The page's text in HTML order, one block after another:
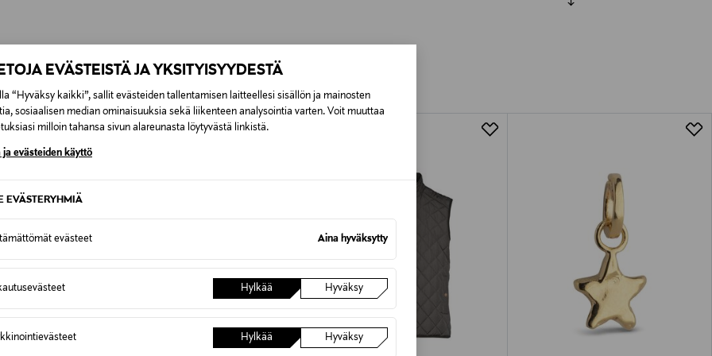
EVÄSTEISTÄ JA YKSITYISYYDESTÄ
“Hyväksy kaikki”, sallit evästeiden tallentamisen laitteellesi sisällön ja mainosten
sosiaalisen median ominaisuuksia sekä liikenteen analysointia varten. Voit muuttaa
milloin tahansa sivun alareunasta löytyvästä linkistä.
ja evästeiden käyttö
EVÄSTERYHMIÄ
evästeet Aina hyväksytty
Hylkää Hyväksy
Hylkää Hyväksy
7,90 €–50,00 € kuljetusyhtiöstä ja tuotteen koosta riippuen
Alk. 6,90 €, kun toimitus on saatavilla valittuun osoitteeseen.
ilmoittaa palautuksesta etukäteen.